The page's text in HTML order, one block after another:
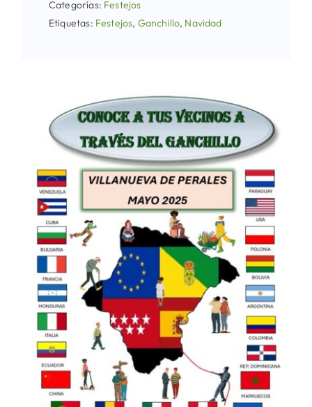
Categorías: Festejos
Etiquetas: Festejos, Ganchillo, Navidad